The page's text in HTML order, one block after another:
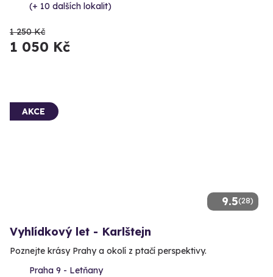
(+ 10 dalších lokalit)
1 250 Kč
1 050 Kč
9.5(28)
AKCE
Vyhlídkový let - Karlštejn
Poznejte krásy Prahy a okolí z ptačí perspektivy.
Praha 9 - Letňany